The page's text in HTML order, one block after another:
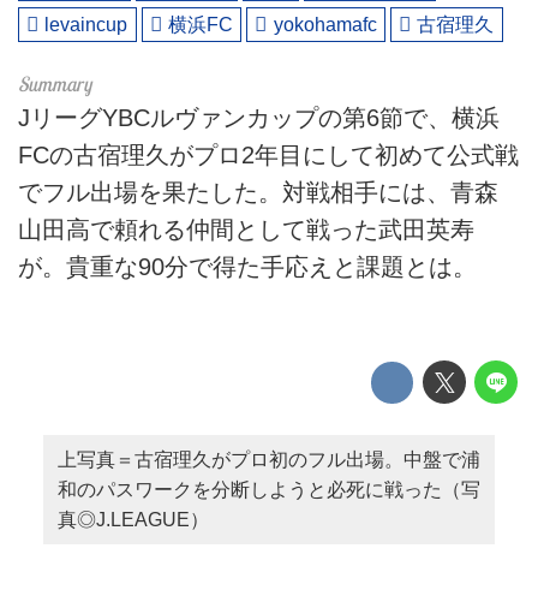
levaincup
横浜FC yokohamafc 古宿理久
JリーグYBCルヴァンカップの第6節で、横浜
FCの古宿理久がプロ2年目にして初めて公式戦
でフル出場を果たした。対戦相手には、青森
山田高で頼れる仲間として戦った武田英寿
が。貴重な90分で得た手応えと課題とは。
上写真＝古宿理久がプロ初のフル出場。中盤で浦
和のパスワークを分断しようと必死に戦った（写
真◎J.LEAGUE）